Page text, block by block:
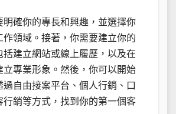
明確你的專長和興趣，並選擇你
作領域。接著，你需要建立你的
括建立網站或線上履歷，以及在
立專業形象。然後，你可以開始
過自由接案平台、個人行銷、口
行銷等方式，找到你的第一個客